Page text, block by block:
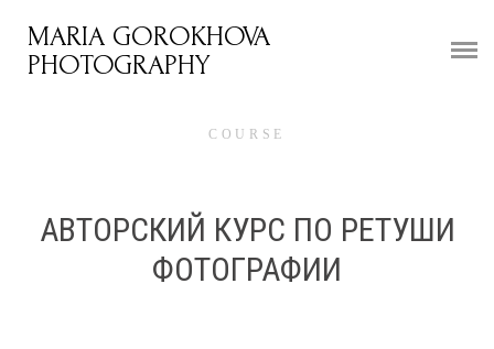
HOME
MARIA GOROKHOVA
PHOTOGRAPHY
COURSE
АВТОРСКИЙ КУРС ПО РЕТУШИ
ФОТОГРАФИИ